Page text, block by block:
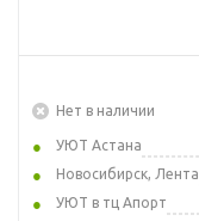
Нет в наличии
УЮТ Астана
Новосибирск, Лента
УЮТ в тц Апорт